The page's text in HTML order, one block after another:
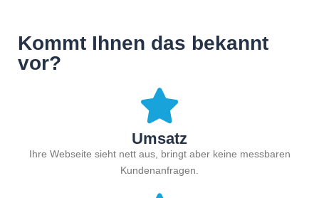
Kommt Ihnen das bekannt
vor?
Umsatz
Ihre Webseite sieht nett aus, bringt aber keine messbaren
Kundenanfragen.